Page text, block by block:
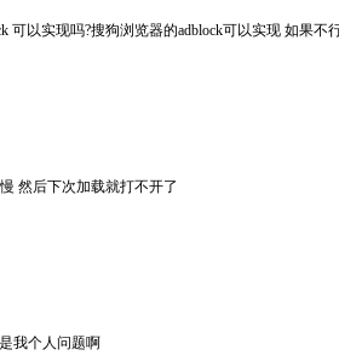
可以实现吗?搜狗浏览器的adblock可以实现 如果
然后下次加载就打不开了
我个人问题啊